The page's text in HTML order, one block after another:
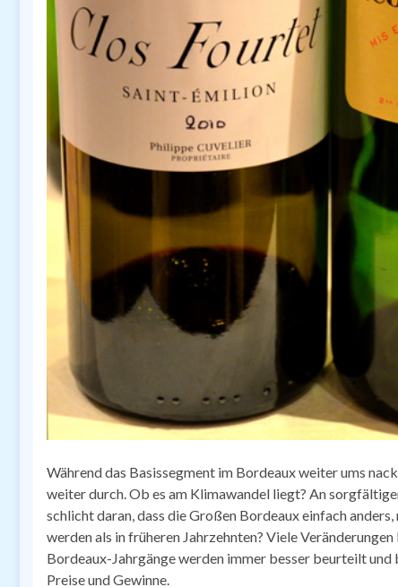
Während das Basissegment im Bordeaux weiter ums
weiter durch. Ob es am Klimawandel liegt? An
schlicht daran, dass die Großen Bordeaux einfach
werden als in früheren Jahrzehnten? Viele
Bordeaux-Jahrgänge werden immer besser beurteilt
Preise und Gewinne.